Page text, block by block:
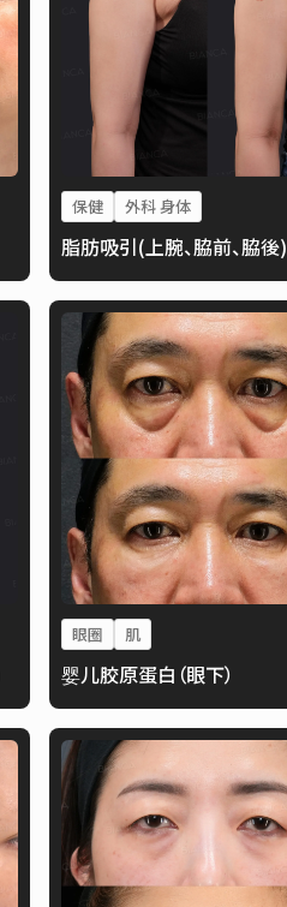
保健 外科 身体
脂肪吸引(上腕、脇前、脇後)
眼圈 肌
婴儿胶原蛋白（眼下）